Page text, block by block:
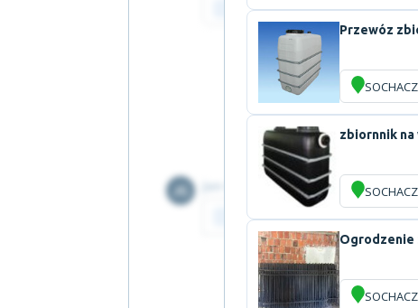
Przewóz
zbiornnik na
Ogrodzenie